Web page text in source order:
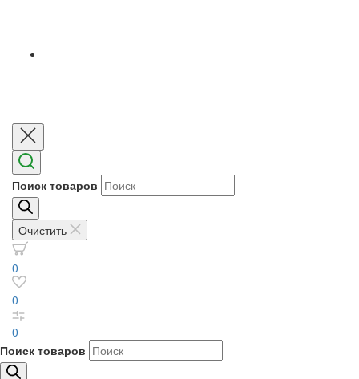
Поиск товаров
Очистить
0
0
0
Поиск товаров